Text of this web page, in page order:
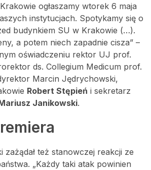
ogłaszamy wtorek 6 maja
instytucjach. Spotykamy się o
budynkiem SU w Krakowie (…).
a potem niech zapadnie cisza” –
oświadczeniu rektor UJ prof.
ds. Collegium Medicum prof.
Marcin Jędrychowski,
Robert Stępień i sekretarz
Janikowski.
zażądał też stanowczej reakcji ze
„Każdy taki atak powinien